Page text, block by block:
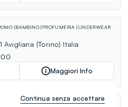
BAMBINO PROFUMERIA UNDERWEAR
Avigliana (Torino) Italia
Maggiori Info
Continua senza accettare